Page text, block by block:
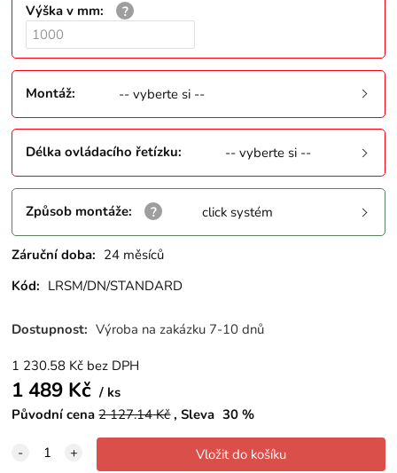
Výška v mm:
Montáž: -- vyberte si --
Délka ovládacího řetízku: -- vyberte si --
Způsob montáže: click systém
Záruční doba: 24 měsíců
Kód: LRSM/DN/STANDARD
Dostupnost: Výroba na zakázku 7-10 dnů
1 230.58 Kč bez DPH
1 489 Kč
ks
Původní cena 2 127.14Kč Sleva 30 %